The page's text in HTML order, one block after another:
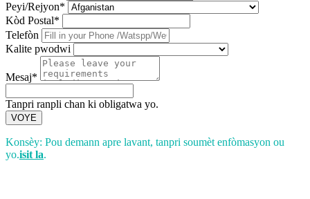
Peyi/Rejyon*
Kòd Postal*
Telefòn
Kalite pwodwi
Mesaj*
Tanpri ranpli chan ki obligatwa yo.
VOYE
Konsèy: Pou demann apre lavant, tanpri soumèt enfòmasyon ou
yo.isit la.